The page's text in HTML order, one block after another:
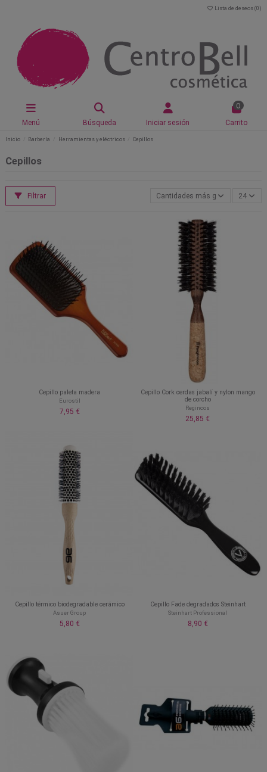
Lista de deseos (0 )
Menú Búsqueda Iniciar sesión
0
Carrito
Inicio Barbería Herramientas y eléctricos Cepillos
Cepillos
Filtrar Cantidades más grandes primero
24
Cepillo paleta madera
Eurostil
7,95 €
Cepillo Cork cerdas jabalí y nylon mango
de corcho
Regincos
25,85 €
Cepillo térmico biodegradable cerámico
Asuer Group
5,80 €
Cepillo Fade degradados Steinhart
Steinhart Professional
8,90 €